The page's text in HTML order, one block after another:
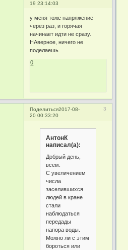
19 23:14:03
у меня тоже напряжение
через раз, и горячая
начинает идти не сразу.
НАверное, ничего не
поделаешь
0
Поделиться 3
2017-08-
20 00:33:20
АнтонК
написал(а):
Добрый день,
всем.
С увеличением
числа
заселившихся
людей в кране
стали
наблюдаться
передады
напора воды.
Можно ли с этим
бороться или